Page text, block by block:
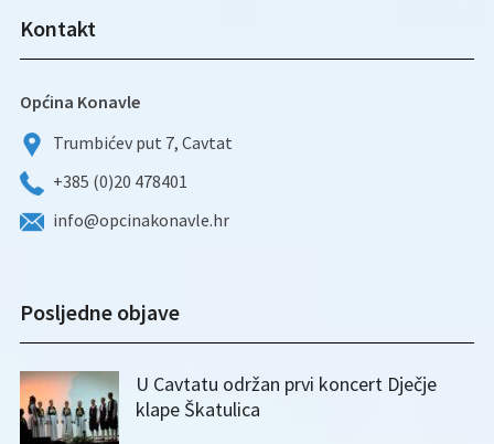
Kontakt
Općina Konavle
Trumbićev put 7, Cavtat
+385 (0)20 478401
info@opcinakonavle.hr
Posljedne objave
U Cavtatu održan prvi koncert Dječje
klape Škatulica